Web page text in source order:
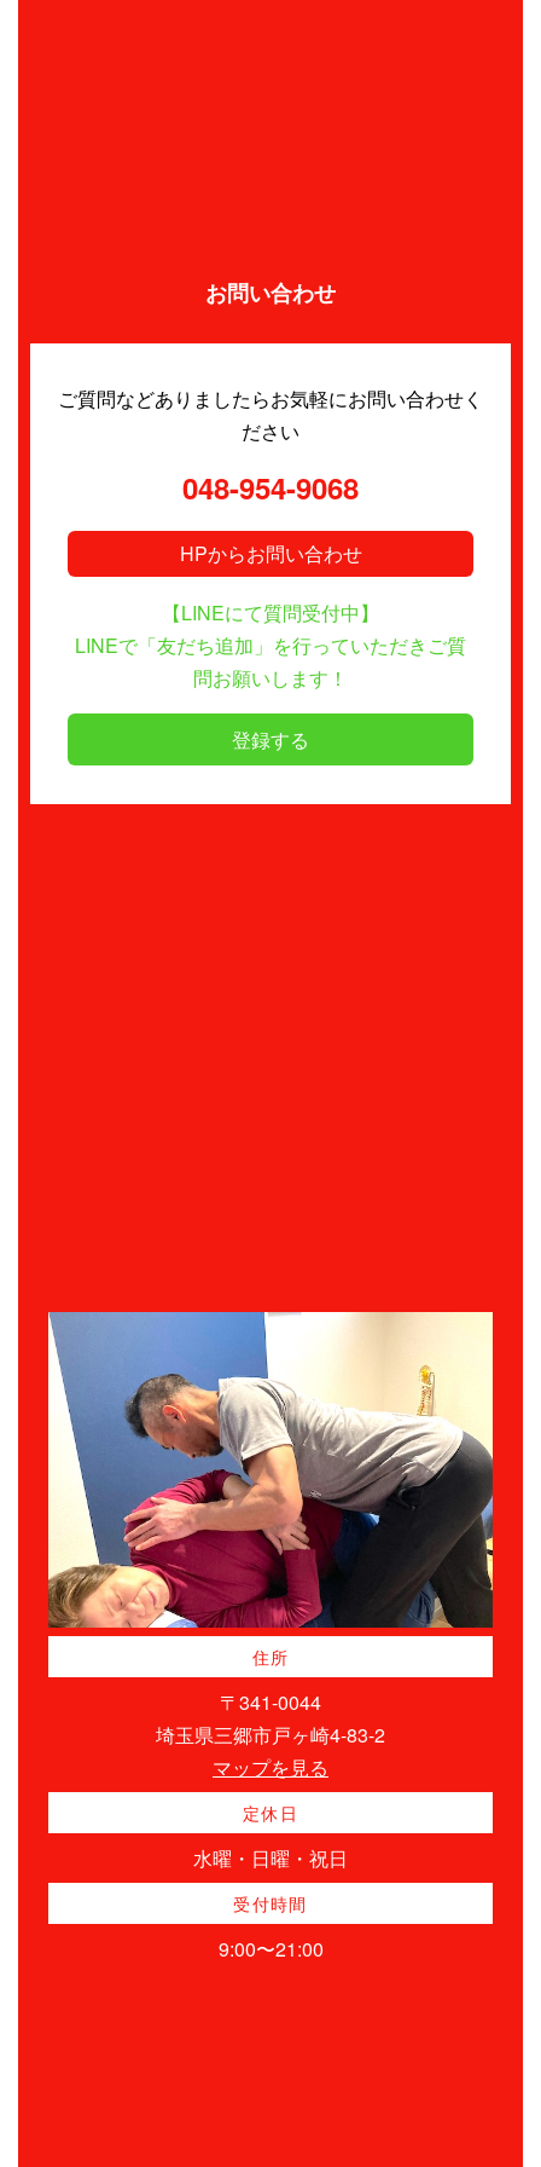
お問い合わせ
ご質問などありましたらお気軽にお問い合わせく
ださい
048-954-9068
HPからお問い合わせ
【LINEにて質問受付中】
LINEで「友だち追加」を行っていただきご質
問お願いします！
登録する
住所
〒341-0044
埼玉県三郷市戸ヶ崎4-83-2
マップを見る
定休日
水曜・日曜・祝日
受付時間
9:00〜21:00